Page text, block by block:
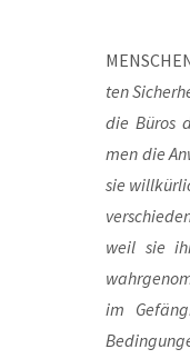
ten
die Büros
men die
sie
weil sie
im